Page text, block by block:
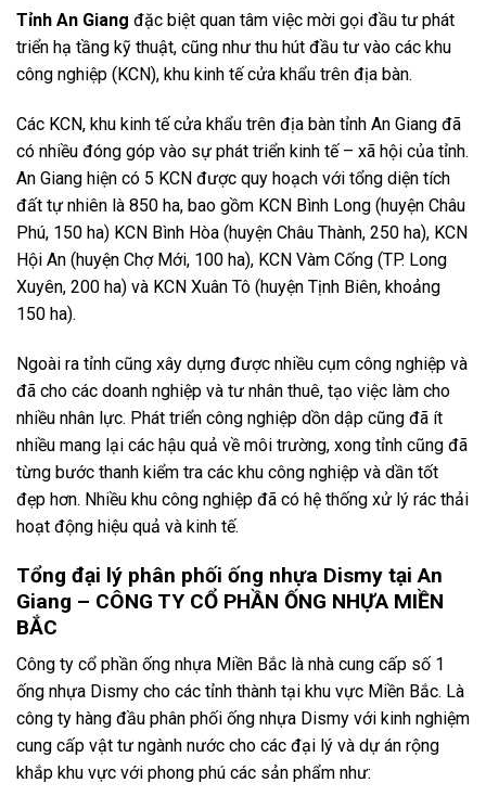
Tỉnh An Giang đặc biệt quan tâm việc mời gọi đầu tư phát
triển hạ tầng kỹ thuật, cũng như thu hút đầu tư vào các khu
công nghiệp (KCN), khu kinh tế cửa khẩu trên địa bàn.
Các KCN, khu kinh tế cửa khẩu trên địa bàn tỉnh An Giang đã
có nhiều đóng góp vào sự phát triển kinh tế – xã hội của tỉnh.
An Giang hiện có 5 KCN được quy hoạch với tổng diện tích
đất tự nhiên là 850 ha, bao gồm KCN Bình Long (huyện Châu
Phú, 150 ha) KCN Bình Hòa (huyện Châu Thành, 250 ha), KCN
Hội An (huyện Chợ Mới, 100 ha), KCN Vàm Cống (TP. Long
Xuyên, 200 ha) và KCN Xuân Tô (huyện Tịnh Biên, khoảng
150 ha).
Ngoài ra tỉnh cũng xây dựng được nhiều cụm công nghiệp và
đã cho các doanh nghiệp và tư nhân thuê, tạo việc làm cho
nhiều nhân lực. Phát triển công nghiệp dồn dập cũng đã ít
nhiều mang lại các hậu quả về môi trường, xong tỉnh cũng đã
từng bước thanh kiểm tra các khu công nghiệp và dần tốt
đẹp hơn. Nhiều khu công nghiệp đã có hệ thống xử lý rác thải
hoạt động hiệu quả và kinh tế.
Tổng đại lý phân phối ống nhựa Dismy tại An
Giang – CÔNG TY CỔ PHẦN ỐNG NHỰA MIỀN
BẮC
Công ty cổ phần ống nhựa Miền Bắc là nhà cung cấp số 1
ống nhựa Dismy cho các tỉnh thành tại khu vực Miền Bắc. Là
công ty hàng đầu phân phối ống nhựa Dismy với kinh nghiệm
cung cấp vật tư ngành nước cho các đại lý và dự án rộng
khắp khu vực với phong phú các sản phẩm như: